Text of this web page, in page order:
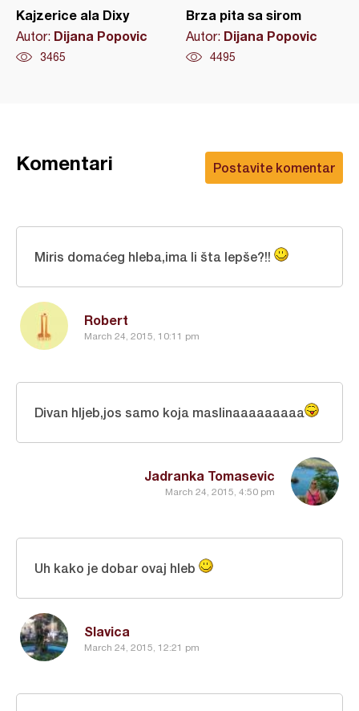
Kajzerice ala Dixy
Autor: Dijana Popovic
3465
Brza pita sa sirom
Autor: Dijana Popovic
4495
Postavite komentar
Komentari
Robert
March 24, 2015, 10:11 pm
Miris domaćeg hleba,ima li šta lepše?!!
Jadranka Tomasevic
March 24, 2015, 4:50 pm
Divan hljeb,jos samo koja maslinaaaaaaaaa
Slavica
March 24, 2015, 12:21 pm
Uh kako je dobar ovaj hleb